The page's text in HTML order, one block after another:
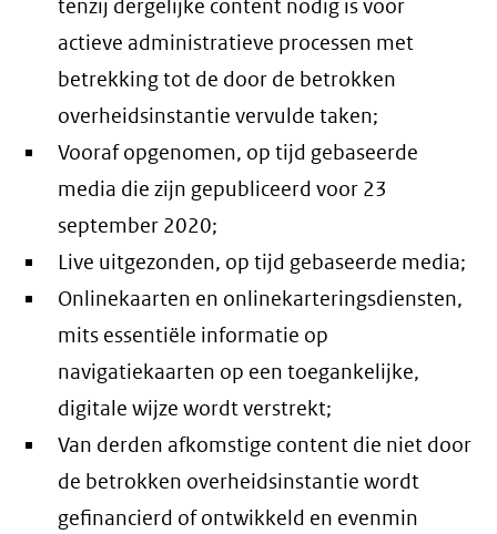
tenzij dergelijke content nodig is voor
actieve administratieve processen met
betrekking tot de door de betrokken
overheidsinstantie vervulde taken;
Vooraf opgenomen, op tijd gebaseerde
media die zijn gepubliceerd voor 23
september 2020;
Live uitgezonden, op tijd gebaseerde media;
Onlinekaarten en onlinekarteringsdiensten,
mits essentiële informatie op
navigatiekaarten op een toegankelijke,
digitale wijze wordt verstrekt;
Van derden afkomstige content die niet door
de betrokken overheidsinstantie wordt
gefinancierd of ontwikkeld en evenmin